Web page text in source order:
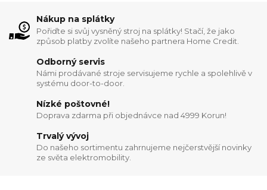
Nákup na splátky
Pořiďte si svůj vysněný stroj na splátky! Stačí, že jako
způsob platby zvolíte našeho partnera Home Credit.
Odborný servis
Námi prodávané stroje servisujeme rychle a spolehlivě v
systému door-to-door.
Nízké poštovné!
Doprava zdarma při objednávce nad 4999 Korun!
Trvalý vývoj
Do našeho sortimentu zahrnujeme nejčerstvější novinky
ze světa elektromobility.